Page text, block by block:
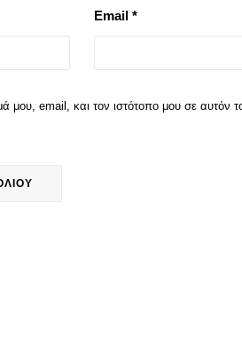
Email *
μου, email, και τον ιστότοπο μου σε